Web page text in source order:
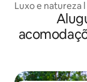
Luxo e natureza
hidromassagem l